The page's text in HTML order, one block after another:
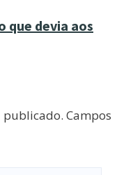
que devia aos
publicado. Campos